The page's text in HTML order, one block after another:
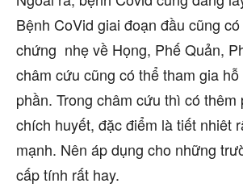
Bệnh CoVid giai đoạn đầu cũng
chứng nhẹ về Họng, Phế Quản,
châm cứu cũng có thể tham gia
phần. Trong châm cứu thì có thêm
chích huyết, đặc điểm là tiết nhiêt
mạnh. Nên áp dụng cho những
cấp tính rất hay.